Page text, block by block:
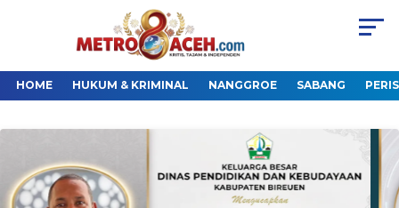
HOME HUKUM & KRIMINAL NANGGROE SABANG